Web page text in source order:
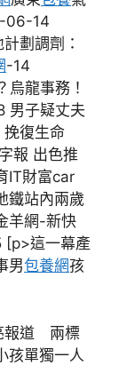
06-14
劃調劑：
-14
烏龍事務！
男子疑丈夫
挽復生命
報 出色推
IT財富car
鐵站內兩歲
羊網-新快
這一幕產
男包養網孩
報道 兩標
孩單獨一人